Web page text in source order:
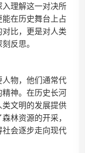
理解这一对决所
在历史舞台上占
比，更是对人类
反思。
物，他们通常代
神。在历史长河
文明的发展提供
林资源的开采，
会逐步走向现代